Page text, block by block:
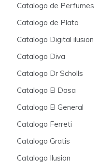
Catalogo de Perfumes
Catalogo de Plata
Catalogo Digital ilusion
Catalogo Diva
Catalogo Dr Scholls
Catalogo El Dasa
Catalogo El General
Catalogo Ferreti
Catalogo Gratis
Catalogo Ilusion